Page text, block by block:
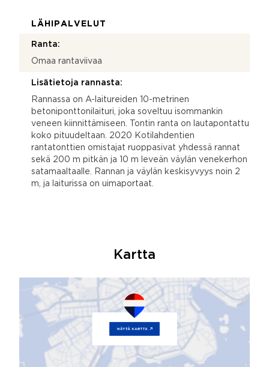
LÄHIPALVELUT
Ranta:
Omaa rantaviivaa
Lisätietoja rannasta:
Rannassa on A-laitureiden 10-metrinen
betoniponttonilaituri, joka soveltuu isommankin
veneen kiinnittämiseen. Tontin ranta on lautapontattu
koko pituudeltaan. 2020 Kotilahdentien
rantatonttien omistajat ruoppasivat yhdessä rannat
sekä 200 m pitkän ja 10 m leveän väylän venekerhon
satamaaltaalle. Rannan ja väylän keskisyvyys noin 2
m, ja laiturissa on uimaportaat.
Kartta